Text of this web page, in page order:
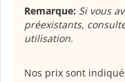
Remarque: Si vous
préexistants,
utilisation.
Nos prix sont